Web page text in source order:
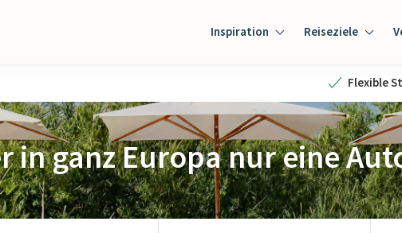
Inspiration Reiseziele
Flexible
in ganz Europa nur eine